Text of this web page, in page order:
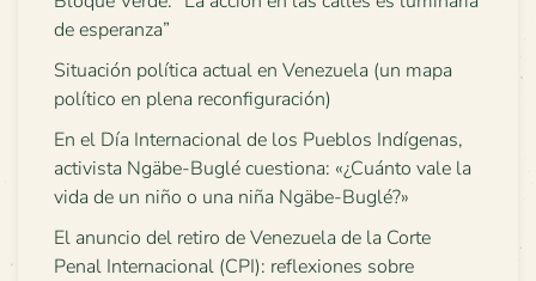
de esperanza”
Situación política actual en Venezuela (un mapa
político en plena reconfiguración)
En el Día Internacional de los Pueblos Indígenas,
activista Ngäbe-Buglé cuestiona: «¿Cuánto vale la
vida de un niño o una niña Ngäbe-Buglé?»
El anuncio del retiro de Venezuela de la Corte
Penal Internacional (CPI): reflexiones sobre